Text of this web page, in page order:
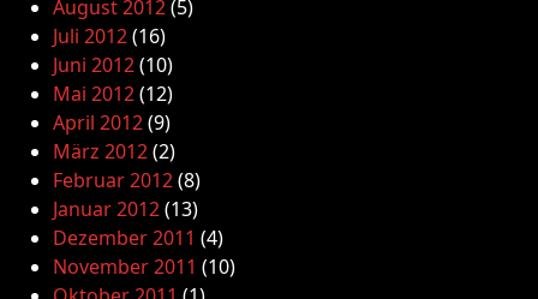
August 2012(5)
Juli 2012(16)
Juni 2012(10)
Mai 2012(12)
April 2012(9)
März 2012(2)
Februar 2012(8)
Januar 2012(13)
Dezember 2011 (4)
November 2011 (10)